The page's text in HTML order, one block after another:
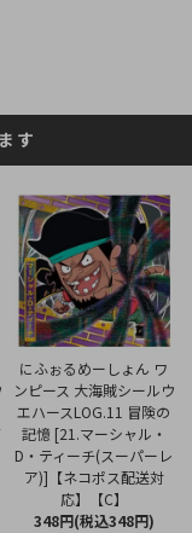
す
にふぉるめーしょん ワ
ンピース 大海賊シールウ
エハースLOG.11 冒険の
記憶 [21.マーシャル・
D・ティーチ(スーパーレ
ア)]【ネコポス配送対
応】【C】
348円(税込348円)